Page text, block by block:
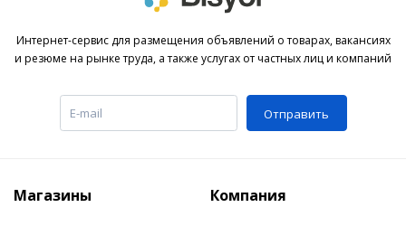
Интернет-сервис для размещения объявлений о товарах, вакансиях
и резюме на рынке труда, а также услугах от частных лиц и компаний
Отправить
Магазины Компания